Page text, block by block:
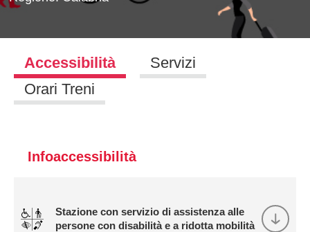
Accessibilità
Servizi
Orari Treni
Infoaccessibilità
Stazione con servizio di assistenza alle
persone con disabilità e a ridotta mobilità